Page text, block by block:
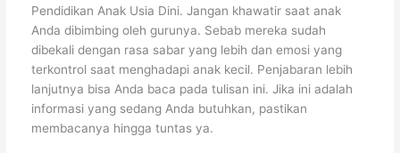
Pendidikan Anak Usia Dini. Jangan khawatir saat anak
Anda dibimbing oleh gurunya. Sebab mereka sudah
dibekali dengan rasa sabar yang lebih dan emosi yang
terkontrol saat menghadapi anak kecil. Penjabaran lebih
lanjutnya bisa Anda baca pada tulisan ini. Jika ini adalah
informasi yang sedang Anda butuhkan, pastikan
membacanya hingga tuntas ya.